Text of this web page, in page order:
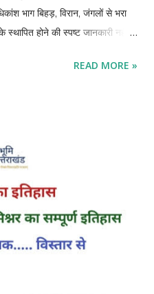
भाग बिहड़, विरान, जंगलों से भरा
होने की स्पष्ट जानकारी नहीं
। अर्थात कुणिंद वंश के इतिहास में
कहा गया है। कुणिंद राजवंश के साक्ष्य
जिसमें से एक मथुरा और 4 भरहूत से
प्रदेश में स्थित है। जबकि भरहूत
READ MORE »